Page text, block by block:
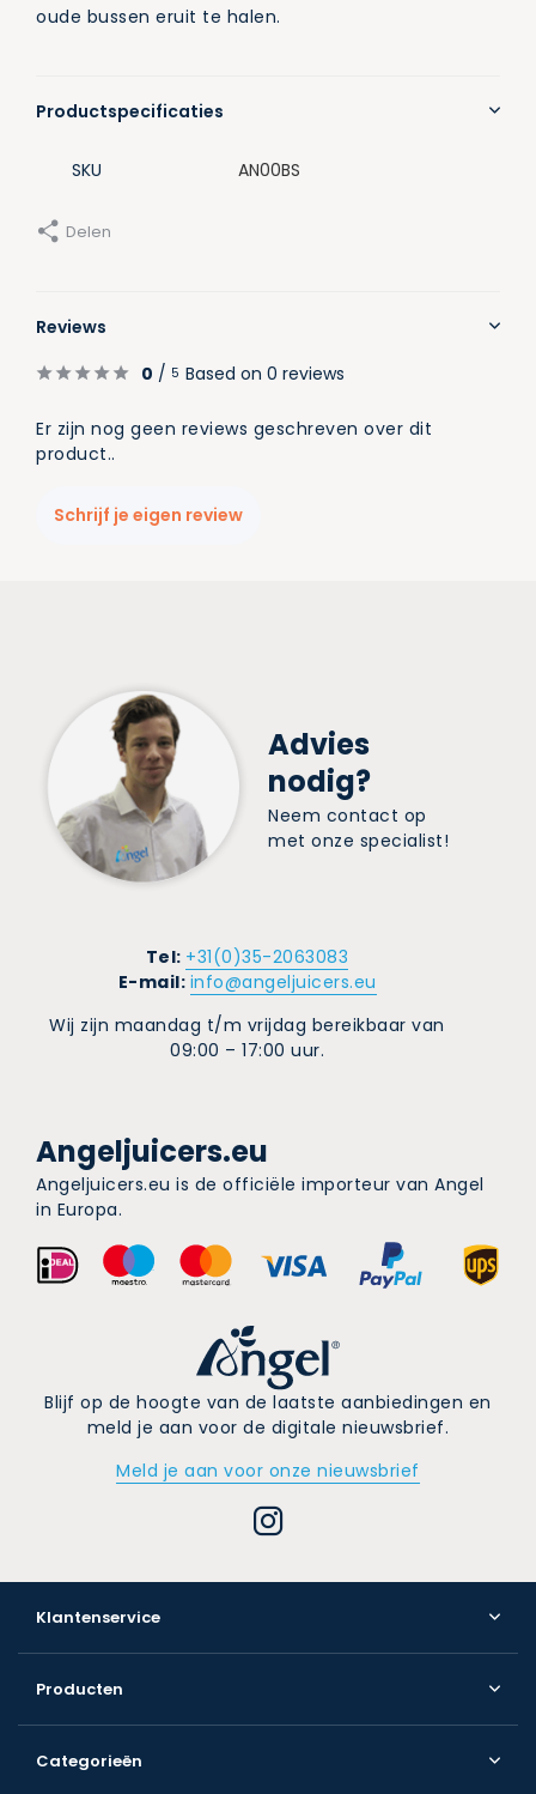
oude bussen eruit te halen.
Productspecificaties
SKU AN00BS
Delen
Reviews
0 / 5 Based on 0 reviews
Er zijn nog geen reviews geschreven over dit
product..
Schrijf je eigen review
Advies
nodig?
Neem contact op
met onze specialist!
Tel: +31(0)35-2063083
E-mail: info@angeljuicers.eu
Wij zijn maandag t/m vrijdag bereikbaar van
09:00 – 17:00 uur.
Angeljuicers.eu
Angeljuicers.eu is de officiële importeur van Angel
in Europa.
Blijf op de hoogte van de laatste aanbiedingen en
meld je aan voor de digitale nieuwsbrief.
Meld je aan voor onze nieuwsbrief
Klantenservice
Producten
Categorieën